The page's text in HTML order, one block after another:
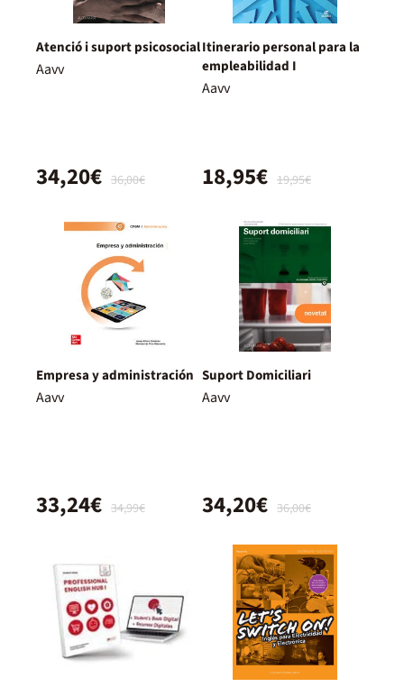
Atenció i suport psicosocial
Aavv
36,00€
34,20€
Itinerario personal para la
empleabilidad I
Aavv
19,95€
18,95€
Empresa y administración
Aavv
34,99€
33,24€
Suport Domiciliari
Aavv
36,00€
34,20€